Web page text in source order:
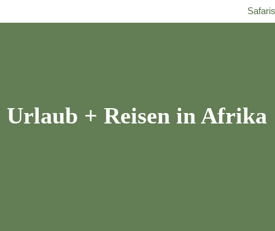
Safaris
Urlaub + Reisen in Afrika